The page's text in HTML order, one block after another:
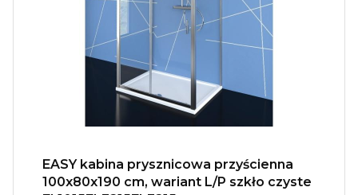
EASY kabina prysznicowa przyścienna
100x80x190 cm, wariant L/P szkło czyste